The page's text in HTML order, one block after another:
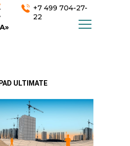
+7 499 704-27-
22
ULTIMATE